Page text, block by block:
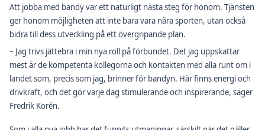
Att jobba med bandy var ett naturligt nästa steg för honom. Tjänsten
ger honom möjligheten att inte bara vara nära sporten, utan också
bidra till dess utveckling på ett övergripande plan.
– Jag trivs jättebra i min nya roll på förbundet. Det jag uppskattar
mest är de kompetenta kollegorna och kontakten med alla runt om i
landet som, precis som jag, brinner för bandyn. Här finns energi och
drivkraft, och det gör varje dag stimulerande och inspirerande, säger
Fredrik Korén.